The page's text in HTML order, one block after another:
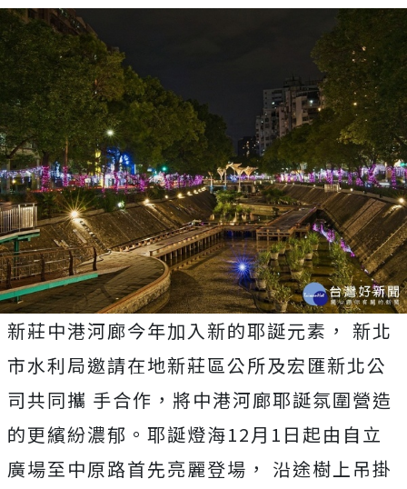
新莊中港河廊今年加入新的耶誕元素， 新北
市水利局邀請在地新莊區公所及宏匯新北公
司共同攜 手合作，將中港河廊耶誕氛圍營造
的更繽紛濃郁。耶誕燈海12月1日起由自立
廣場至中原路首先亮麗登場， 沿途樹上吊掛